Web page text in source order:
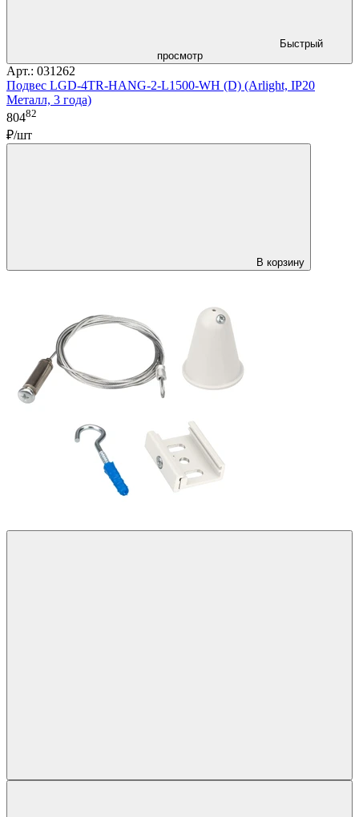
Быстрый
просмотр
Арт.: 031262
Подвес LGD-4TR-HANG-2-L1500-WH (D) (Arlight, IP20
Металл, 3 года)
80482
₽/шт
В корзину